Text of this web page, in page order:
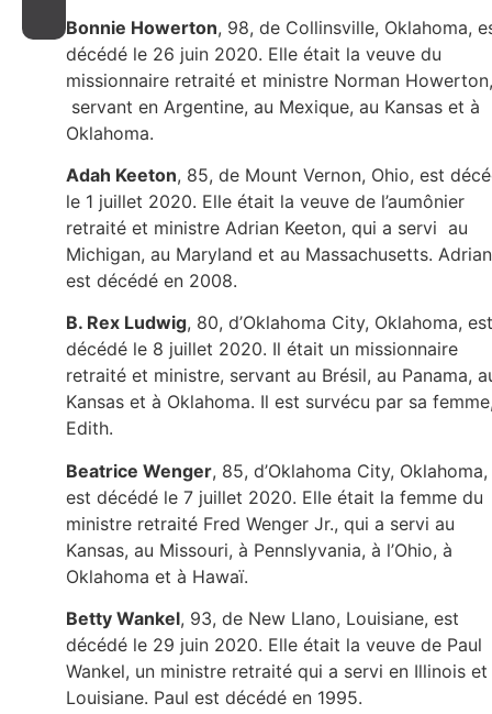
Bonnie Howerton, 98, de Collinsville, Oklahoma,
décédé le 26 juin 2020. Elle était la veuve du
missionnaire retraité et ministre Norman Howerton,
servant en Argentine, au Mexique, au Kansas et à
Oklahoma.
Adah Keeton, 85, de Mount Vernon, Ohio, est
le 1 juillet 2020. Elle était la veuve de l’aumônier
retraité et ministre Adrian Keeton, qui a servi au
Michigan, au Maryland et au Massachusetts. Adrian
est décédé en 2008.
B. Rex Ludwig, 80, d’Oklahoma City, Oklahoma, est
décédé le 8 juillet 2020. Il était un missionnaire
retraité et ministre, servant au Brésil, au Panama,
Kansas et à Oklahoma. Il est survécu par sa
Edith.
Beatrice Wenger, 85, d’Oklahoma City, Oklahoma,
est décédé le 7 juillet 2020. Elle était la femme du
ministre retraité Fred Wenger Jr., qui a servi au
Kansas, au Missouri, à Pennslyvania, à l’Ohio, à
Oklahoma et à Hawaï.
Betty Wankel, 93, de New Llano, Louisiane, est
décédé le 29 juin 2020. Elle était la veuve de Paul
Wankel, un ministre retraité qui a servi en Illinois et
Louisiane. Paul est décédé en 1995.